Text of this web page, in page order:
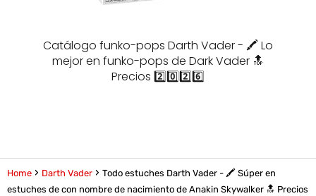
Catálogo funko-pops Darth Vader - 🖍️ Lo
mejor en funko-pops de Dark Vader 🔝
Precios 2️⃣0️⃣2️⃣6️⃣
Home Darth Vader
Todo estuches Darth Vader - 🖍️ Súper en
estuches de con nombre de nacimiento de Anakin Skywalker 🔝 Precios